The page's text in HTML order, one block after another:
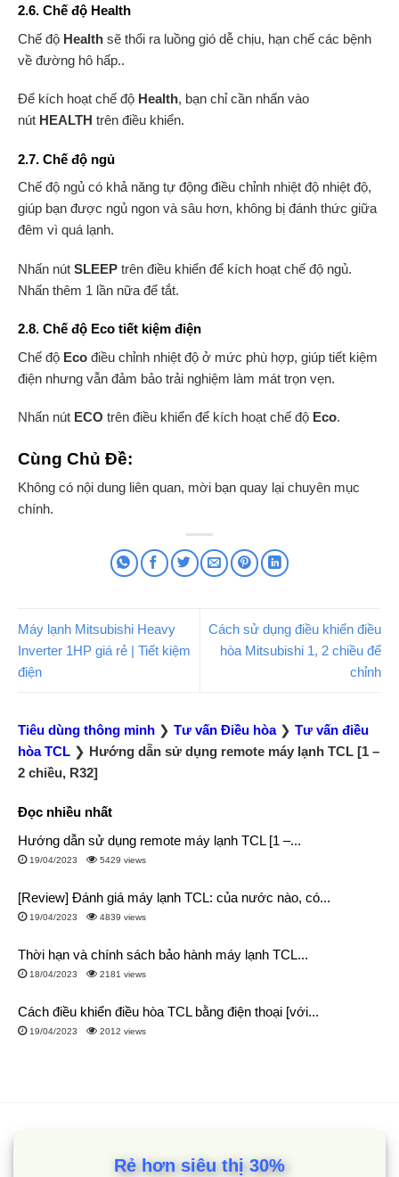
2.6. Chế độ Health
Chế độ Health sẽ thổi ra luồng gió dễ chịu, hạn chế các bệnh
về đường hô hấp..
Để kích hoạt chế độ Health, bạn chỉ cần nhấn vào
nút HEALTH trên điều khiển.
2.7. Chế độ ngủ
Chế độ ngủ có khả năng tự động điều chỉnh nhiệt độ nhiệt độ,
giúp bạn được ngủ ngon và sâu hơn, không bị đánh thức giữa
đêm vì quá lạnh.
Nhấn nút SLEEP trên điều khiển để kích hoạt chế độ ngủ.
Nhấn thêm 1 lần nữa để tắt.
2.8. Chế độ Eco tiết kiệm điện
Chế độ Eco điều chỉnh nhiệt độ ở mức phù hợp, giúp tiết kiệm
điện nhưng vẫn đảm bảo trải nghiệm làm mát trọn vẹn.
Nhấn nút ECO trên điều khiển để kích hoạt chế độ Eco.
Cùng Chủ Đề:
Không có nội dung liên quan, mời bạn quay lại chuyên mục
chính.
Máy lạnh Mitsubishi Heavy
Inverter 1HP giá rẻ | Tiết kiệm
điện
Cách sử dụng điều khiển điều
hòa Mitsubishi 1, 2 chiều để
chỉnh
Tiêu dùng thông minh ❯ Tư vấn Điều hòa❯ Tư vấn điều
hòa TCL ❯ Hướng dẫn sử dụng remote máy lạnh TCL [1 –
2 chiều, R32]
Đọc nhiều nhất
Hướng dẫn sử dụng remote máy lạnh TCL [1 –...
19/04/2023 5429 views
[Review] Đánh giá máy lạnh TCL: của nước nào, có...
19/04/2023 4839 views
Thời hạn và chính sách bảo hành máy lạnh TCL...
18/04/2023 2181 views
Cách điều khiển điều hòa TCL bằng điện thoại [với...
19/04/2023 2012 views
Rẻ hơn siêu thị 30%